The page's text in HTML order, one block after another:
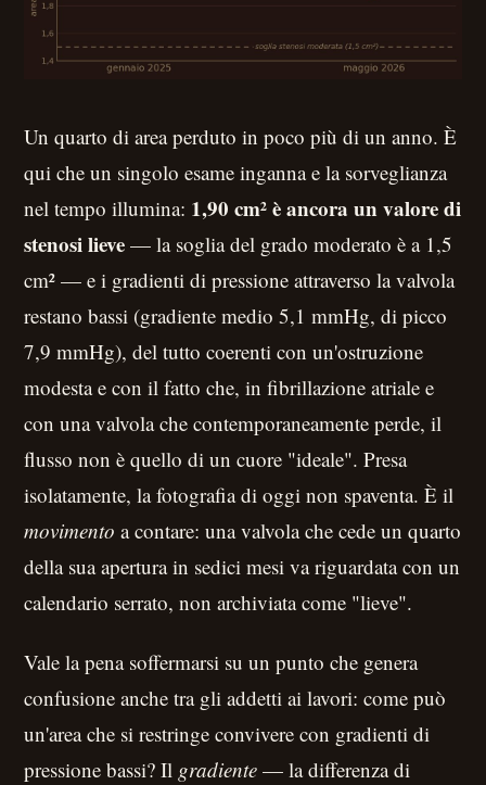
Un quarto di area perduto in poco più di un anno. È
qui che un singolo esame inganna e la sorveglianza
nel tempo illumina: 1,90 cm² è ancora un valore di
stenosi lieve — la soglia del grado moderato è a 1,5
cm² — e i gradienti di pressione attraverso la valvola
restano bassi (gradiente medio 5,1 mmHg, di picco
7,9 mmHg), del tutto coerenti con un'ostruzione
modesta e con il fatto che, in fibrillazione atriale e
con una valvola che contemporaneamente perde, il
flusso non è quello di un cuore "ideale". Presa
isolatamente, la fotografia di oggi non spaventa. È il
movimento a contare: una valvola che cede un quarto
della sua apertura in sedici mesi va riguardata con un
calendario serrato, non archiviata come "lieve".
Vale la pena soffermarsi su un punto che genera
confusione anche tra gli addetti ai lavori: come può
un'area che si restringe convivere con gradienti di
pressione bassi? Il gradiente — la differenza di